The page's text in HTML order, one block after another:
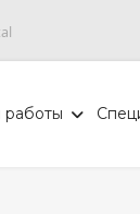
работы